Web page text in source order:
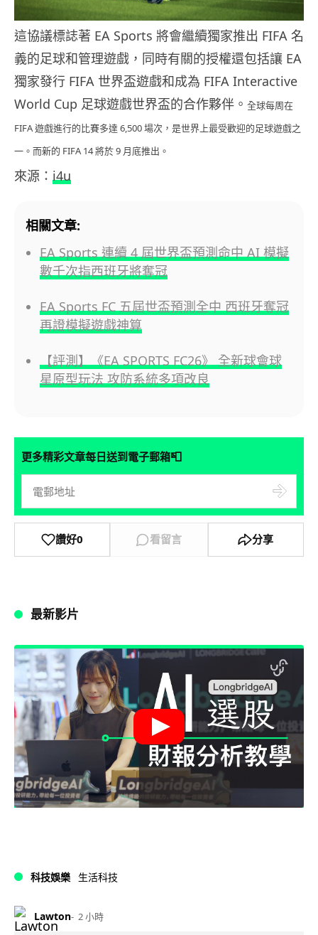
這協議標誌著 EA Sports 將會繼續獨家推出 FIFA 名
義的足球和管理遊戲，同時有關的授權還包括讓 EA
獨家發行 FIFA 世界盃遊戲和成為 FIFA Interactive
World Cup 足球遊戲世界盃的合作夥伴。 全球每周在
FIFA 遊戲進行的比賽多達 6,500 場次，是世界上最受歡迎的足球遊戲之
一。而新的 FIFA 14 將於 9 月底推出。
來源： i4u
相關文章:
EA Sports 連續 4 屆世界盃預測命中 AI 模擬
數千次指西班牙將奪冠
EA Sports FC 五屆世盃預測全中 西班牙奪冠
再證模擬遊戲神算
【評測】《EA SPORTS FC26》 全新球會球
星原型玩法 攻防系統多項改良
更多精彩文章每日送到電子郵箱📮
讚好0 看留言 分享
最新影片
科技娛樂 生活科技
Lawton 2 小時